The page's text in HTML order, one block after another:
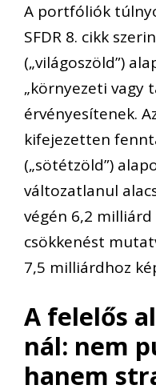
A portfóliók
SFDR 8. cikk
(„világoszöld”)
„környezeti vagy
érvényesítenek.
kifejezetten
(„sötétzöld”)
változatlanul
végén 6,2
csökkenést
7,5 milliárdhoz
A felelős
nál: nem
hanem